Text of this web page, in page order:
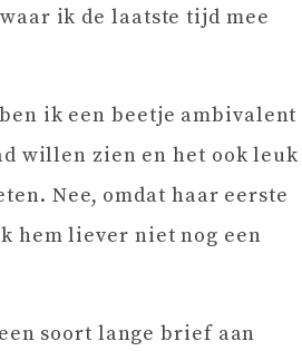
ik de laatste tijd mee
ik een beetje ambivalent
willen zien en het ook leuk
Nee, omdat haar eerste
hem liever niet nog een
soort lange brief aan